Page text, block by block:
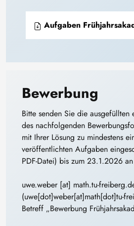
Aufgaben
Bewerbung
Bitte senden Sie die ausgefüllten
des nachfolgenden
mit Ihrer Lösung zu mindestens
veröffentlichten Aufgaben
PDF-Datei) bis zum 23.1.2026 an
uwe.weber[at] math.tu-freiberg.
(uwe[dot]weber[at]math[dot]tu-
Betreff „Bewerbung